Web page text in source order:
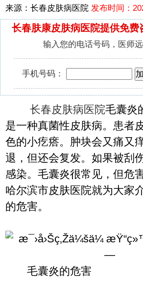
来源：长春皮肤病医院发布时间：
长春肤康皮肤病医院提供免费
输入您的电话号码，医师远
手机号码：
长春皮肤病医院毛囊炎
是一种真菌性皮肤病。患者
色的小疙瘩。肿块会又痛又
退，但还会复发。如果被刮
感染。毛囊炎很常见，但危
哈尔滨市皮肤医院就为大家
的危害。
毛囊炎的危害